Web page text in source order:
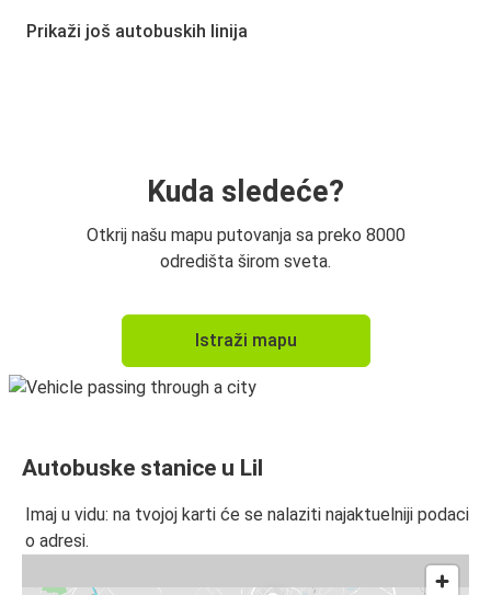
Amsterdam
Amsterdam
Briselski aerodrom
Međunarodni aerodrom Pariz Šarl de Gol
Lil
Brug
Lil
Antverpen
Prikaži još autobuskih linija
Kuda sledeće?
Otkrij našu mapu putovanja sa preko 8000
odredišta širom sveta.
Istraži mapu
Autobuske stanice u Lil
Imaj u vidu: na tvojoj karti će se nalaziti najaktuelniji podaci
o adresi.